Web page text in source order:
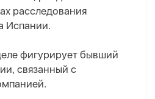
расследования
Испании.
фигурирует бывший
связанный с